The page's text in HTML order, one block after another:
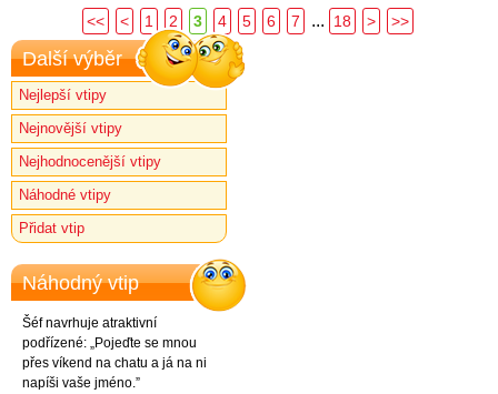
<< < 1 2 3 4 5 6 7 ... 18 > >>
Další výběr
Nejlepší vtipy
Nejnovější vtipy
Nejhodnocenější vtipy
Náhodné vtipy
Přidat vtip
Náhodný vtip
Šéf navrhuje atraktivní
podřízené: „Pojeďte se mnou
přes víkend na chatu a já na ni
napíši vaše jméno.”